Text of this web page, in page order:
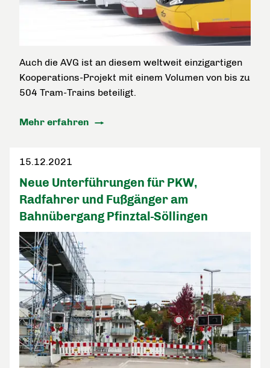
Auch die AVG ist an diesem weltweit einzigartigen
Kooperations-Projekt mit einem Volumen von bis zu
504 Tram-Trains beteiligt.
Mehr erfahren
15.12.2021
Neue Unterführungen für PKW,
Radfahrer und Fußgänger am
Bahnübergang Pfinztal-Söllingen